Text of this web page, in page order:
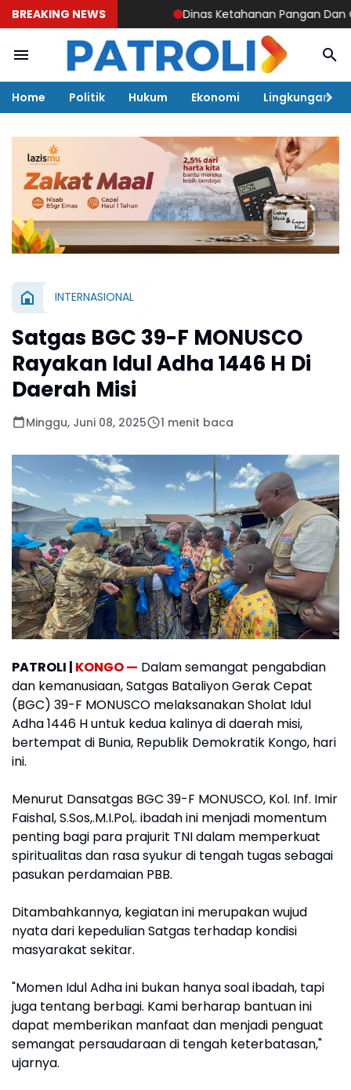
BREAKING NEWS Dinas Ketahanan Pangan Dan OKKPD
Home Politik Hukum Ekonomi Lingkungan
INTERNASIONAL
Satgas BGC 39-F MONUSCO
Rayakan Idul Adha 1446 H Di
Daerah Misi
Minggu, Juni 08, 2025 1 menit baca
PATROLI | KONGO — Dalam semangat pengabdian
dan kemanusiaan, Satgas Bataliyon Gerak Cepat
(BGC) 39-F MONUSCO melaksanakan Sholat Idul
Adha 1446 H untuk kedua kalinya di daerah misi,
bertempat di Bunia, Republik Demokratik Kongo, hari
ini.
Menurut Dansatgas BGC 39-F MONUSCO, Kol. Inf. Imir
Faishal, S.Sos,.M.I.Pol,. ibadah ini menjadi momentum
penting bagi para prajurit TNI dalam memperkuat
spiritualitas dan rasa syukur di tengah tugas sebagai
pasukan perdamaian PBB.
Ditambahkannya, kegiatan ini merupakan wujud
nyata dari kepedulian Satgas terhadap kondisi
masyarakat sekitar.
"Momen Idul Adha ini bukan hanya soal ibadah, tapi
juga tentang berbagi. Kami berharap bantuan ini
dapat memberikan manfaat dan menjadi penguat
semangat persaudaraan di tengah keterbatasan,"
ujarnya.